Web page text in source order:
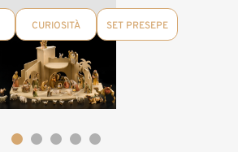
CURIOSITÀ SET PRESEPE